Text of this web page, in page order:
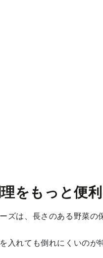
をもっと便利
ズは、長さのある野菜の
を入れても倒れにくいの